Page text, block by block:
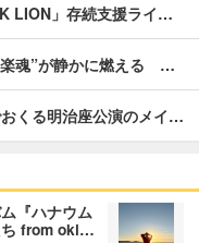
LION」存続支援ライ…
魂”が静かに燃える …
くる明治座公演のメイ…
『ハナウム
ち from oki…